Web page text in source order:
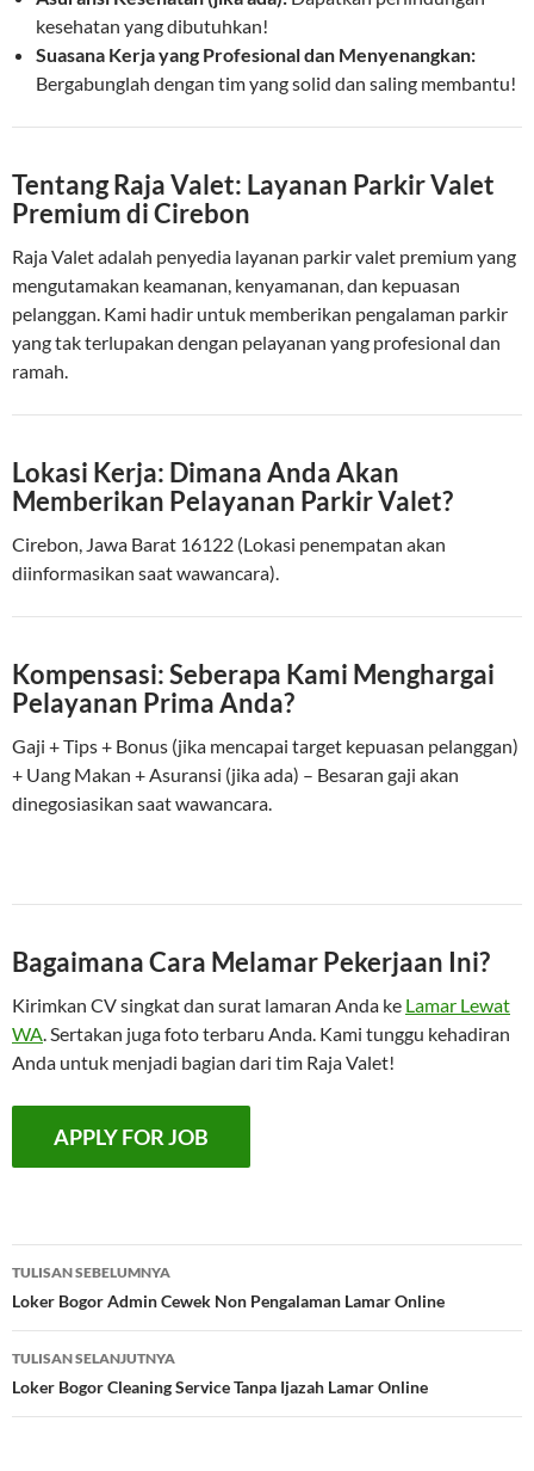
kesehatan yang dibutuhkan!
Suasana Kerja yang Profesional dan Menyenangkan:
Bergabunglah dengan tim yang solid dan saling membantu!
Tentang Raja Valet: Layanan Parkir Valet
Premium di Cirebon
Raja Valet adalah penyedia layanan parkir valet premium yang
mengutamakan keamanan, kenyamanan, dan kepuasan
pelanggan. Kami hadir untuk memberikan pengalaman parkir
yang tak terlupakan dengan pelayanan yang profesional dan
ramah.
Lokasi Kerja: Dimana Anda Akan
Memberikan Pelayanan Parkir Valet?
Cirebon, Jawa Barat 16122 (Lokasi penempatan akan
diinformasikan saat wawancara).
Kompensasi: Seberapa Kami Menghargai
Pelayanan Prima Anda?
Gaji + Tips + Bonus (jika mencapai target kepuasan pelanggan)
+ Uang Makan + Asuransi (jika ada) – Besaran gaji akan
dinegosiasikan saat wawancara.
Bagaimana Cara Melamar Pekerjaan Ini?
Kirimkan CV singkat dan surat lamaran Anda ke Lamar Lewat
WA. Sertakan juga foto terbaru Anda. Kami tunggu kehadiran
Anda untuk menjadi bagian dari tim Raja Valet!
Navigasi
Tulisan
TULISAN SEBELUMNYA
Loker Bogor Admin Cewek Non Pengalaman Lamar Online
TULISAN SELANJUTNYA
Loker Bogor Cleaning Service Tanpa Ijazah Lamar Online